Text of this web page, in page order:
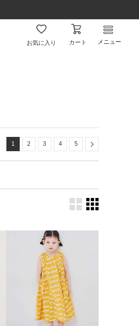
お気に入り カート メニュー
1 2 3 4 5 Next